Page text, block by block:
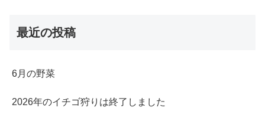
最近の投稿
6月の野菜
2026年のイチゴ狩りは終了しました